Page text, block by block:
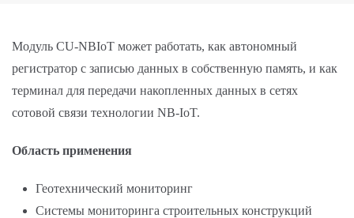
Модуль CU-NBIoT может работать, как автономный
регистратор с записью данных в собственную память, и как
терминал для передачи накопленных данных в сетях
сотовой связи технологии NB-IoT.
Область применения
Геотехнический мониторинг
Системы мониторинга строительных конструкций